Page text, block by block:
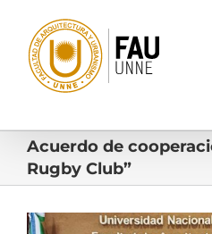
contenido
Acuerdo de
Rugby Club”
Ver